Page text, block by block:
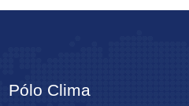
Pólo Clima